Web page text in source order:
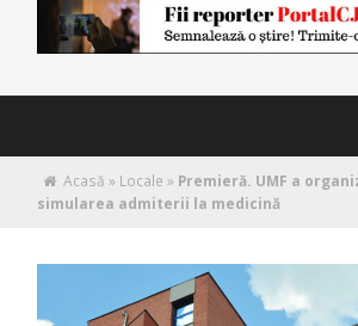
Acasă » Locale » Premieră. UMF a
simularea admiterii la medicină